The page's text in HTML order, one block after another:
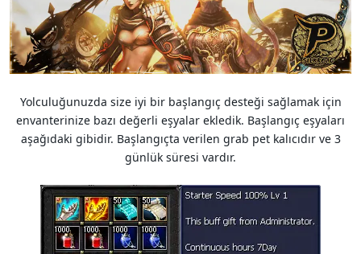
Yolculuğunuzda size iyi bir başlangıç desteği sağlamak için
envanterinize bazı değerli eşyalar ekledik. Başlangıç eşyaları
aşağıdaki gibidir. Başlangıçta verilen grab pet kalıcıdır ve 3
günlük süresi vardır.